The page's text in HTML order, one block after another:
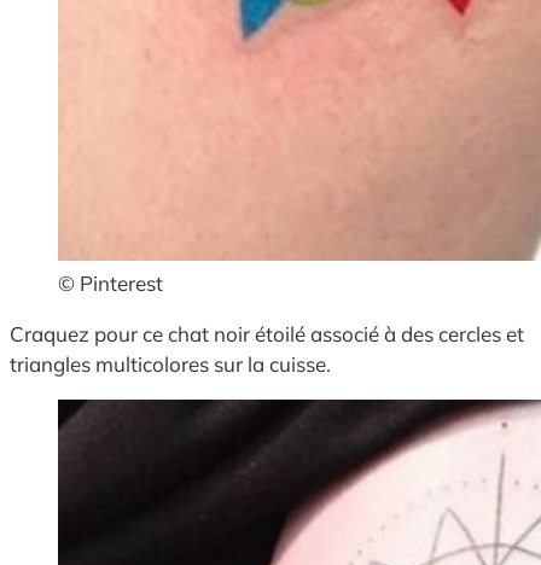
© Pinterest
Craquez pour ce chat noir étoilé associé à des cercles et
triangles multicolores sur la cuisse.